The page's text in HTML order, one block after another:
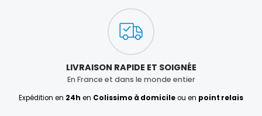
LIVRAISON RAPIDE ET SOIGNÉE
En France et dans le monde entier
Expédition en 24h en Colissimo à domicileou en point relais